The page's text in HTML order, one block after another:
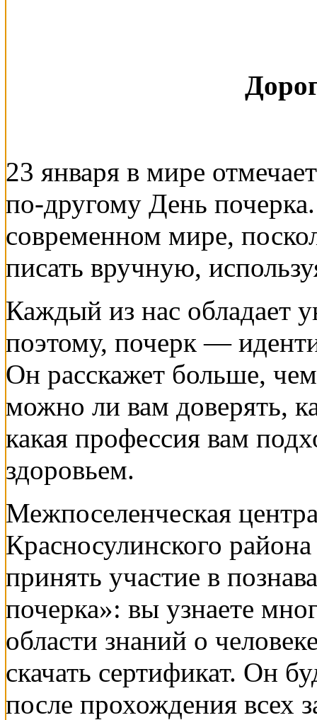
23 января в мире
по-другому День
современном мире,
писать вручную,
Каждый из нас обладает
поэтому, почерк —
Он расскажет больше,
можно ли вам доверять,
какая профессия вам
здоровьем.
Межпоселенческая
Красносулинского
принять участие в
почерка»: вы узнаете
области знаний о
скачать сертификат. Он
после прохождения всех